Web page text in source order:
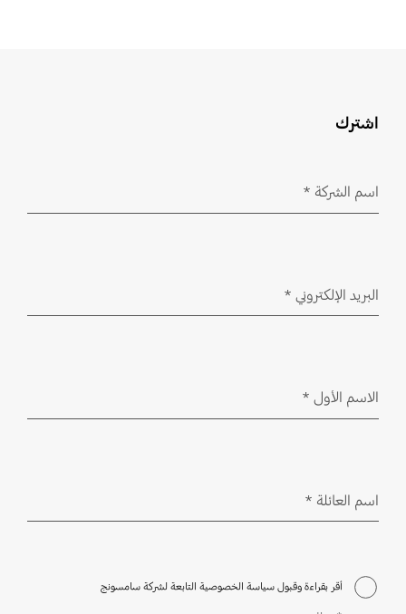
اشترك
اسم الشركة *
البريد الإلكتروني *
الاسم الأول *
اسم العائلة *
أقر بقراءة وقبول سياسة الخصوصية التابعة لشركة سامسونج